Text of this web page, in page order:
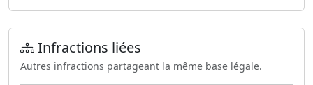
Infractions liées
Autres infractions partageant la même base légale.